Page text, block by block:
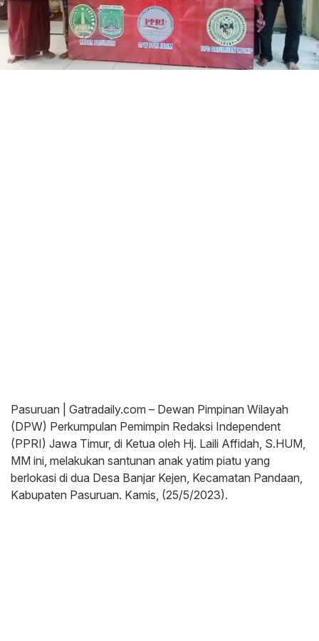
Pasuruan | Gatradaily.com – Dewan Pimpinan Wilayah
(DPW) Perkumpulan Pemimpin Redaksi Independent
(PPRI) Jawa Timur, di Ketua oleh Hj. Laili Affidah, S.HUM,
MM ini, melakukan santunan anak yatim piatu yang
berlokasi di dua Desa Banjar Kejen, Kecamatan Pandaan,
Kabupaten Pasuruan. Kamis, (25/5/2023).